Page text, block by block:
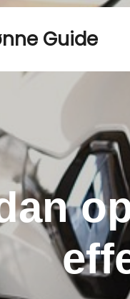
Guide